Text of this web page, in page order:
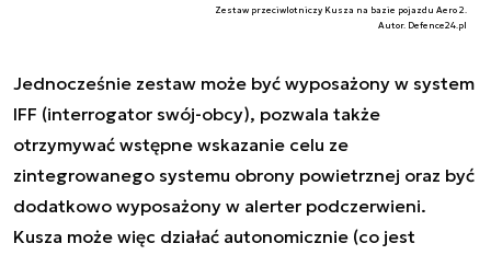
Zestaw przeciwlotniczy Kusza na bazie pojazdu Aero 2.
Autor. Defence24.pl
Jednocześnie zestaw może być wyposażony w system
IFF (interrogator swój-obcy), pozwala także
otrzymywać wstępne wskazanie celu ze
zintegrowanego systemu obrony powietrznej oraz być
dodatkowo wyposażony w alerter podczerwieni.
Kusza może więc działać autonomicznie (co jest